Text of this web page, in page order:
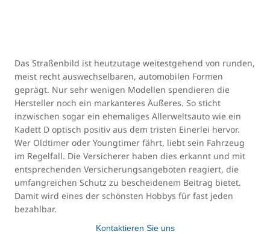
Das Straßenbild ist heutzutage weitestgehend von runden,
meist recht auswechselbaren, automobilen Formen
geprägt. Nur sehr wenigen Modellen spendieren die
Hersteller noch ein markanteres Äußeres. So sticht
inzwischen sogar ein ehemaliges Allerweltsauto wie ein
Kadett D optisch positiv aus dem tristen Einerlei hervor.
Wer Oldtimer oder Youngtimer fährt, liebt sein Fahrzeug
im Regelfall. Die Versicherer haben dies erkannt und mit
entsprechenden Versicherungsangeboten reagiert, die
umfangreichen Schutz zu bescheidenem Beitrag bietet.
Damit wird eines der schönsten Hobbys für fast jeden
bezahlbar.
Kontaktieren Sie uns